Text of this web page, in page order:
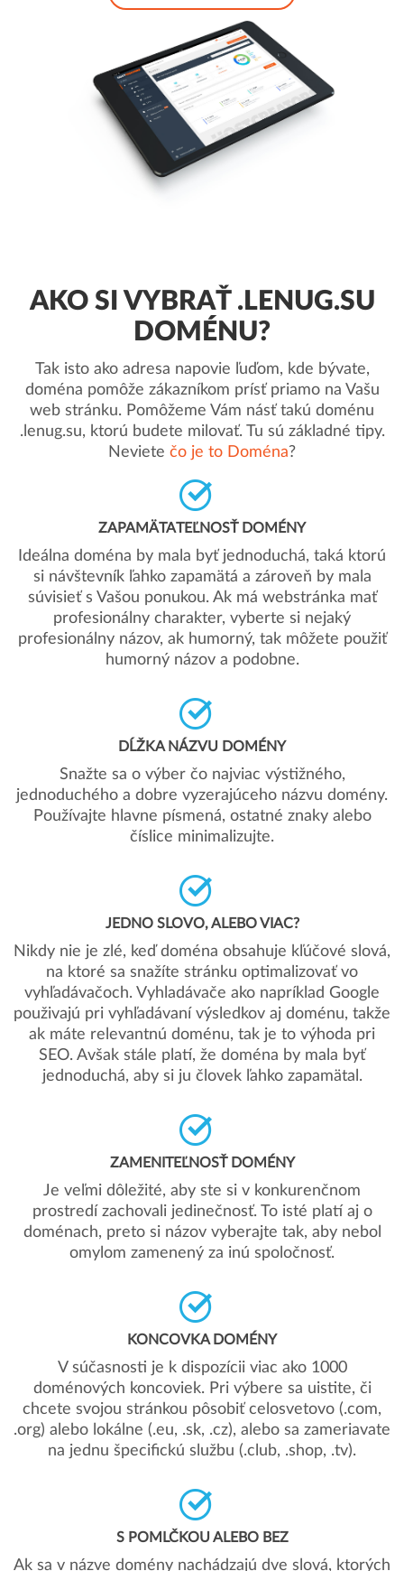
AKO SI VYBRAŤ .LENUG.SU
DOMÉNU?
Tak isto ako adresa napovie ľuďom, kde bývate,
doména pomôže zákazníkom prísť priamo na Vašu
web stránku. Pomôžeme Vám násť takú doménu
.lenug.su, ktorú budete milovať. Tu sú základné tipy.
Neviete čo je to Doména?
ZAPAMÄTATEĽNOSŤ DOMÉNY
Ideálna doména by mala byť jednoduchá, taká ktorú
si návštevník ľahko zapamätá a zároveň by mala
súvisieť s Vašou ponukou. Ak má webstránka mať
profesionálny charakter, vyberte si nejaký
profesionálny názov, ak humorný, tak môžete použiť
humorný názov a podobne.
DĹŽKA NÁZVU DOMÉNY
Snažte sa o výber čo najviac výstižného,
jednoduchého a dobre vyzerajúceho názvu domény.
Používajte hlavne písmená, ostatné znaky alebo
číslice minimalizujte.
JEDNO SLOVO, ALEBO VIAC?
Nikdy nie je zlé, keď doména obsahuje kľúčové slová,
na ktoré sa snažíte stránku optimalizovať vo
vyhľadávačoch. Vyhladávače ako napríklad Google
použivajú pri vyhľadávaní výsledkov aj doménu, takže
ak máte relevantnú doménu, tak je to výhoda pri
SEO. Avšak stále platí, že doména by mala byť
jednoduchá, aby si ju človek ľahko zapamätal.
ZAMENITEĽNOSŤ DOMÉNY
Je veľmi dôležité, aby ste si v konkurenčnom
prostredí zachovali jedinečnosť. To isté platí aj o
doménach, preto si názov vyberajte tak, aby nebol
omylom zamenený za inú spoločnosť.
KONCOVKA DOMÉNY
V súčasnosti je k dispozícii viac ako 1000
doménových koncoviek. Pri výbere sa uistite, či
chcete svojou stránkou pôsobiť celosvetovo (.com,
.org) alebo lokálne (.eu, .sk, .cz), alebo sa zameriavate
na jednu špecifickú službu (.club, .shop, .tv).
S POMLČKOU ALEBO BEZ
Ak sa v názve domény nachádzajú dve slová, ktorých